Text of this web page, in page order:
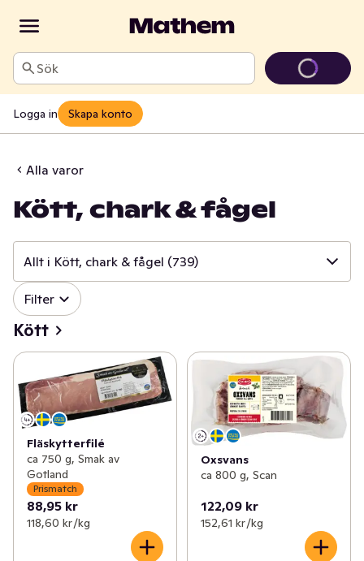
Sök
Logga in Skapa konto
Alla varor
Kött, chark & fågel
Allt i Kött, chark & fågel (739)
✓ Allt i Kött, chark & fågel
✓ Kött
Pålägg (133)
✓ Kyckling & fågel (110)
✓ Korv (154)
✓ Bullar, biffar & nuggets
✓ Bacon & fläsk
(87)
Filter
Kött
Fläskytterfilé
ca 750 g, Smak av
Gotland
Prismatch
88,95 kr
118,60 kr /kg
Oxsvans
ca 800 g, Scan
122,09 kr
152,61 kr /kg